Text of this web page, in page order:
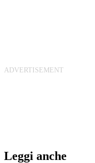
Leggi anche